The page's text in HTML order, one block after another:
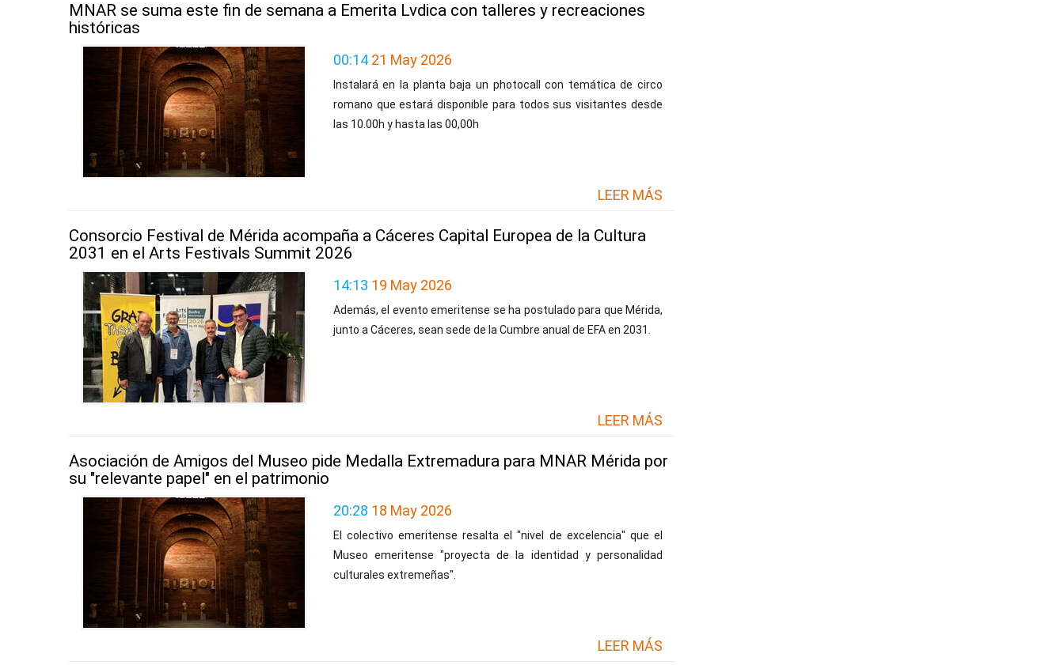
MNAR se suma este fin de semana a Emerita Lvdica con talleres y recreaciones
históricas
00:14 21 May 2026
Instalará en la planta baja un photocall con temática de circo
romano que estará disponible para todos sus visitantes desde
las 10.00h y hasta las 00,00h
LEER MÁS
Consorcio Festival de Mérida acompaña a Cáceres Capital Europea de la Cultura
2031 en el Arts Festivals Summit 2026
14:13 19 May 2026
Además, el evento emeritense se ha postulado para que Mérida,
junto a Cáceres, sean sede de la Cumbre anual de EFA en 2031.
LEER MÁS
Asociación de Amigos del Museo pide Medalla Extremadura para MNAR Mérida por
su "relevante papel" en el patrimonio
20:28 18 May 2026
El colectivo emeritense resalta el "nivel de excelencia" que el
Museo emeritense "proyecta de la identidad y personalidad
culturales extremeñas".
LEER MÁS